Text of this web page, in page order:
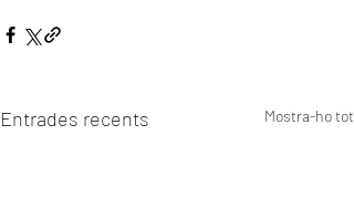
Entrades recents Mostra-ho tot